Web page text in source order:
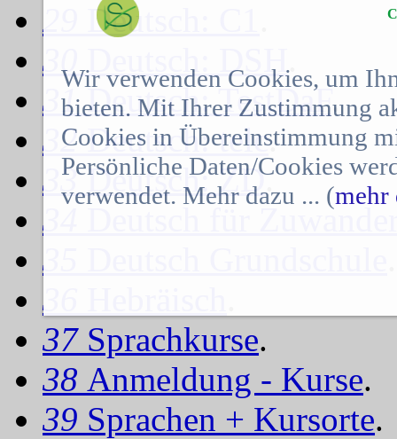
29
Deutsch: C1
30Deutsch: DSH.
31Deutsch: TestDaF.
32Deutsch: telc.
33Deutsch: ZD.
34
Deutsch für
35
36
37 Sprachkurse.
38 Anmeldung - Kurse.
39 Sprachen + Kursorte.
Wir verwenden Cookies, um
bieten. Mit Ihrer Zustimmung
Cookies in Übereinstimmung
Persönliche Daten/Cookies
verwendet. Mehr dazu ... (mehr